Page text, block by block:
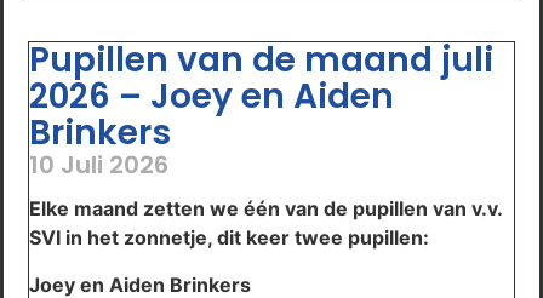
Pupillen van de maand juli
2026 – Joey en Aiden
Brinkers
10 Juli 2026
Elke maand zetten we één van de pupillen van v.v.
SVI in het zonnetje, dit keer twee pupillen:
Joey en Aiden Brinkers